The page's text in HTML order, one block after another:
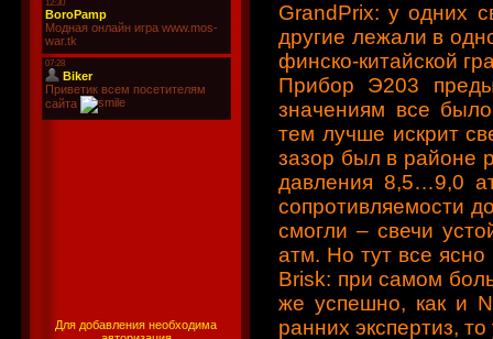
Для добавления необходима
GrandPrix: у одних
другие лежали в
финско-китайской
Прибор Э203
значениям все
тем лучше искрит
зазор был в районе
давления 8,5…9,0
сопротивляемости
смогли – свечи
атм. Но тут все
Brisk: при самом
же успешно, как и
ранних экспертиз,